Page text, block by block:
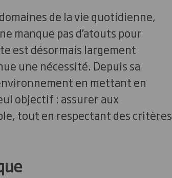
de la vie quotidienne,
manque pas d’atouts pour
est désormais largement
une nécessité. Depuis sa
en mettant en
objectif : assurer aux
tout en respectant des critères